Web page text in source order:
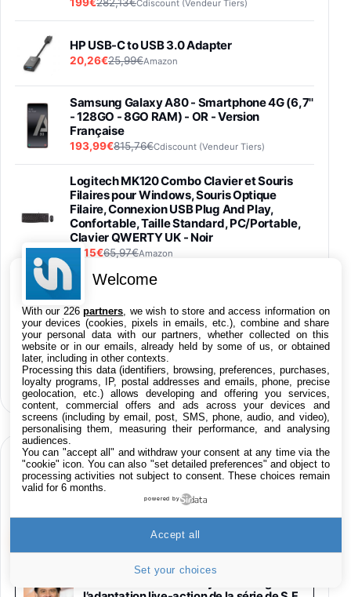
199€282,13€Cdiscount (Vendeur Tiers)
HP USB-C to USB 3.0 Adapter
20,26€25,99€Amazon
Samsung Galaxy A80 - Smartphone 4G (6,7''
- 128GO - 8GO RAM) - OR - Version
Française
193,99€815,76€Cdiscount (Vendeur Tiers)
Logitech MK120 Combo Clavier et Souris
Filaires pour Windows, Souris Optique
Filaire, Connexion USB Plug And Play,
Confortable, Taille Standard, PC/Portable,
Clavier QWERTY UK - Noir
61,15€65,97€Amazon
PIONEER PLX-500 Blanche - Platine vinyle à
entraénement direct 3 vitesses (33-45-78
trs/min) avec pre-ampli intégré et port USB
348,99€ 384,71€ Amazon
Smartphone SAMSUNG Galaxy S26 Ultra
Noir 256Go
891,99€1199€ Fnac (Vendeur Tiers)
Smartphone SAMSUNG Galaxy S26+ Violet
256Go
749,99€1240,43€Fnac (Vendeur Tiers)
Galaxy S26 256 Go Bleu
648,63€834,71€Fnac (Vendeur Tiers)
Android 5G avec Galaxy AI, 512 Go,
Chargeur Secteur Rapide 25W Inclus,
Toutes nos promos en Live 24h/24
sur les Apps iPhone, iPad, Mac & Apple TV
sur les films iTunes
sur les produits High-Tech
HIGH-TECH
EN CE MOMENT SUR KULTUREGEEK
Welcome
With our 226partners , we wish to store and access information on
your devices (cookies, pixels in emails, etc.), combine and share
your personal data with our partners, whether collected on this
website or in our emails, already held by some of us, or obtained
later, including in other contexts.
Processing this data (identifiers, browsing, preferences, purchases,
loyalty programs, IP, postal addresses and emails, phone, precise
geolocation, etc.) allows developing and offering you services,
content, commercial offers and ads across your devices and
screens (including by email, post, SMS, phone, audio, and video),
personalising them, measuring their performance, and analysing
audiences.
You can "accept all" and withdraw your consent at any time via the
"cookie" icon. You can also "set detailed preferences" and object to
processing activities not subject to consent. These choices remain
valid for 6 months.
powered by
Set your choices
Accept all